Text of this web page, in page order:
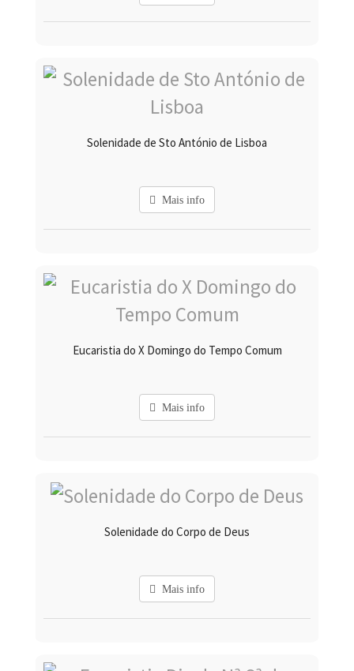
Solenidade de Sto António de Lisboa
Mais info
Eucaristia do X Domingo do Tempo Comum
Mais info
Solenidade do Corpo de Deus
Mais info